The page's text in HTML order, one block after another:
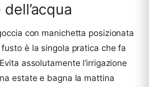
con manichetta posizionata
è la singola pratica che fa
assolutamente l’irrigazione
estate e bagna la mattina